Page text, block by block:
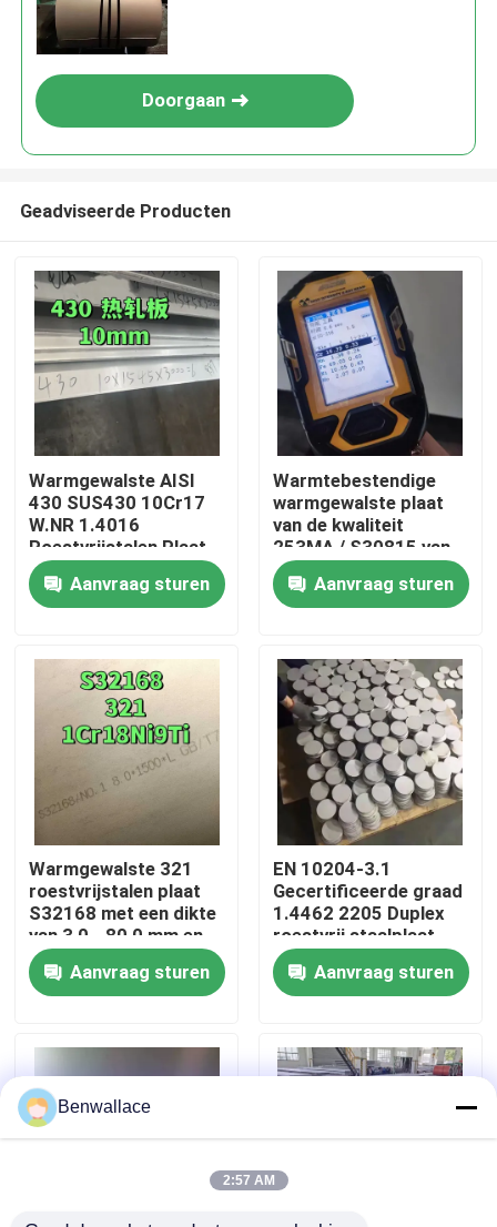
Huis
Video's
Over ons
fabriekstour
Kwaliteitscontrole
Nieuws
Gevallen
Doorgaan
Geadviseerde Producten
Warmgewalste AISI
430 SUS430 10Cr17
W.NR 1.4016
Roestvrijstalen Plaat
10*1500*6000 NO.1
Oppervlak
Aanvraag sturen
Warmtebestendige
warmgewalste plaat
van de kwaliteit
253MA / S30815 van
roestvrij staal
Aanvraag sturen
Warmgewalste 321
roestvrijstalen plaat
S32168 met een dikte
van 3,0 - 80,0 mm en
corrosiebestendigheid
Aanvraag sturen
EN 10204-3.1
Gecertificeerde graad
1.4462 2205 Duplex
roestvrij staalplaat
met warmgewalste
techniekAanvraag sturen
Benwallace
2:57 AM